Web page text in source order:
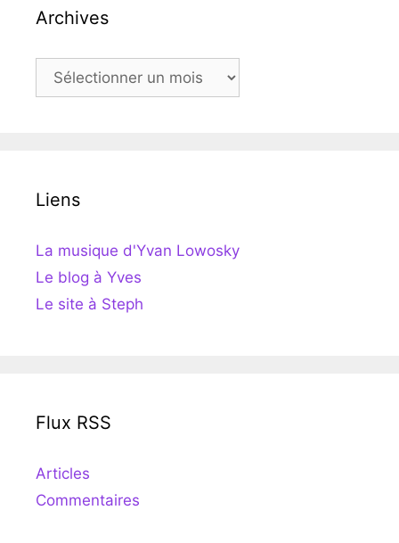
Archives
Archives
Liens
La musique d'Yvan Lowosky
Le blog à Yves
Le site à Steph
Flux RSS
Articles
Commentaires